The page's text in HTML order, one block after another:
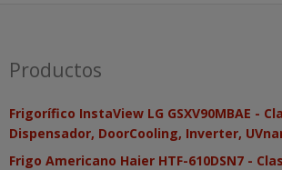
Productos
Frigorífico InstaView LG GSXV90MBAE -
Dispensador, DoorCooling, Inverter,
Frigo Americano Haier HTF-610DSN7 -